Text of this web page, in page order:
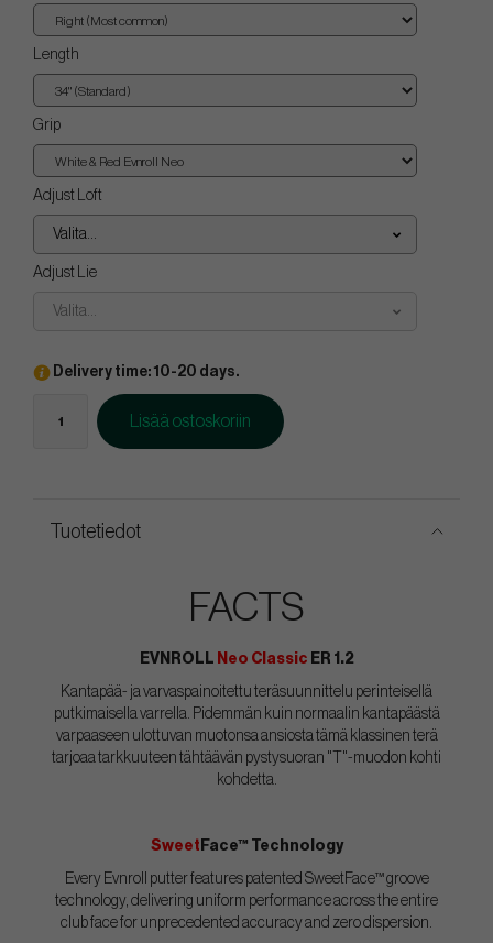
Length
Grip
Adjust Loft
Valita...
Adjust Lie
Valita...
Delivery time: 10-20 days.
Lisää ostoskoriin
Tuotetiedot
FACTS
EVNROLL Neo Classic ER 1.2
Kantapää- ja varvaspainoitettu teräsuunnittelu perinteisellä
putkimaisella varrella. Pidemmän kuin normaalin kantapäästä
varpaaseen ulottuvan muotonsa ansiosta tämä klassinen terä
tarjoaa tarkkuuteen tähtäävän pystysuoran "T"-muodon kohti
kohdetta.
Sweet Face™ Technology
Every Evnroll putter features patented SweetFace™ groove
technology, delivering uniform performance across the entire
club face for unprecedented accuracy and zero dispersion.